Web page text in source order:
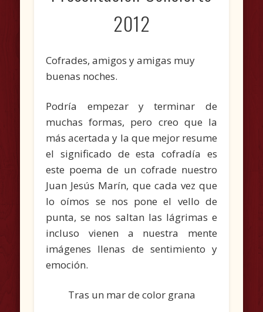
2012
Cofrades, amigos y amigas muy
buenas noches.
Podría empezar y terminar de
muchas formas, pero creo que la
más acertada y la que mejor resume
el significado de esta cofradía es
este poema de un cofrade nuestro
Juan Jesús Marín, que cada vez que
lo oímos se nos pone el vello de
punta, se nos saltan las lágrimas e
incluso vienen a nuestra mente
imágenes llenas de sentimiento y
emoción.
Tras un mar de color grana